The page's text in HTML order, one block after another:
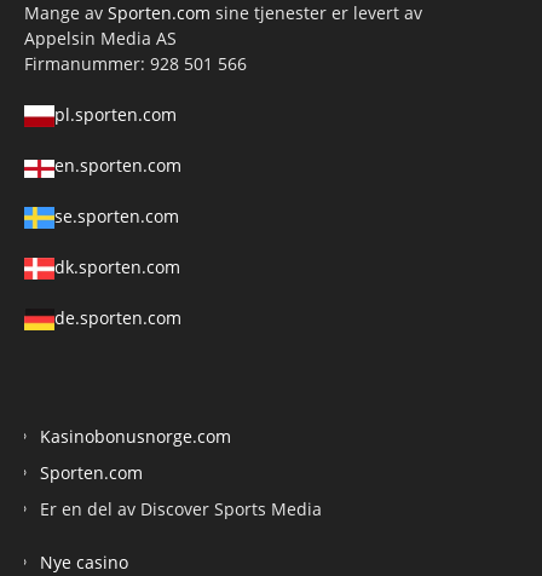
Mange av Sporten.com sine tjenester er levert av
Appelsin Media AS
Firmanummer: 928 501 566
pl.sporten.com
en.sporten.com
se.sporten.com
dk.sporten.com
de.sporten.com
Kasinobonusnorge.com
Sporten.com
Er en del av Discover Sports Media
Nye casino